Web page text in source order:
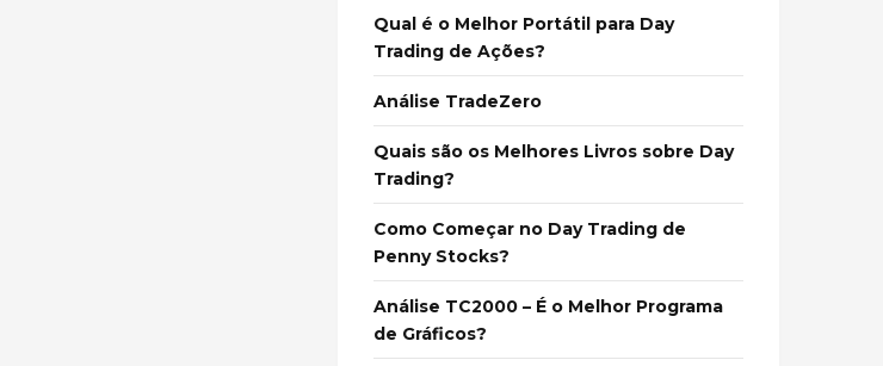
Qual é o Melhor Portátil para Day
Trading de Ações?
Análise TradeZero
Quais são os Melhores Livros sobre Day
Trading?
Como Começar no Day Trading de
Penny Stocks?
Análise TC2000 – É o Melhor Programa
de Gráficos?